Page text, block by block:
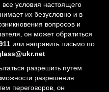
все условия настоящего
их безусловно и в
вопросов и
он может обратиться
или направить письмо по
разрешить путем
разрешения
переговоров, он